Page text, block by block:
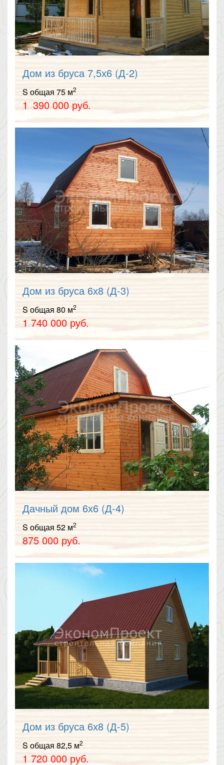
Дом из бруса 7,5х6 (Д-2)
S общая 75 м2
1 390 000 руб.
Дом из бруса 6х8 (Д-3)
S общая 80 м2
1 740 000 руб.
Дачный дом 6х6 (Д-4)
S общая 52 м2
875 000 руб.
Дом из бруса 6х8 (Д-5)
S общая 82,5 м2
1 720 000 руб.